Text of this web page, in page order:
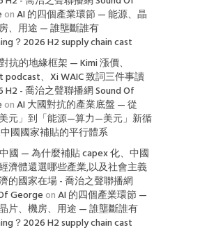
onAI 的四個產業環節 — 能源、晶
、用途 — 誰壟斷誰有
？2026 H2 supply chain cast
抗的地緣框架 — Kimi 漲價、
podcast、Xi WAIC 致詞三件事讀
H2 - 喬治之聲聯播網 Sound Of
onAI 大國對抗的產業底盤 — 從
美元」到「能源—算力—美元」新循
國國家補貼的平行體系
國 — 為什麼補貼 capex 化、中國
濟體還選哪些產業,以及社會主義
的國家在場 - 喬治之聲聯播網
GeorgeonAI 的四個產業環節 —
片、機房、用途 — 誰壟斷誰有
？2026 H2 supply chain cast